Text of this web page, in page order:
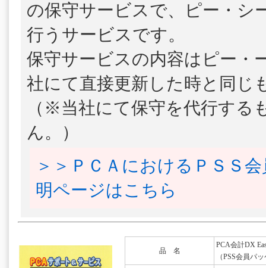
の保守サービスで、ピー・シ
行うサービスです。
保守サービスの内容はピー・
社にて直接更新した時と同じ
（※当社にて保守を代行する
ん。）
＞＞ＰＣＡにおけるＰＳＳ
明ページはこちら
品 名
PCA会計DX
（PSS会員パ